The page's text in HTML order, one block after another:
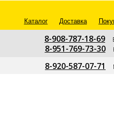
8-908-787-18-69
8-951-769-73-30---
8-920-587-07-71
Каталог Доставка